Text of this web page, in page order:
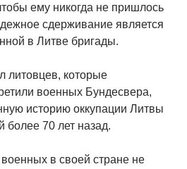
ему никогда не пришлось
сдерживание является
в Литве бригады.
литовцев, которые
военных Бундесвера,
историю оккупации Литвы
более 70 лет назад.
в своей стране не